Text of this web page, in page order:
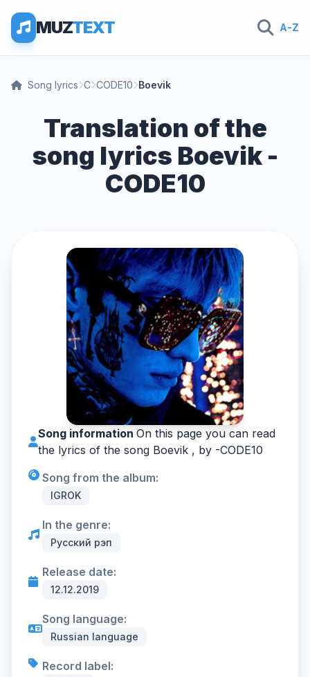
MUZTEXT A-Z
Song lyrics C CODE10 Boevik
Translation of the
song lyrics Boevik -
CODE10
Song information On this page you can read
the lyrics of the song Boevik , by -CODE10
Song from the album:
IGROK
In the genre:
Русский рэп
Release date:
12.12.2019
Song language:
Russian language
Record label: